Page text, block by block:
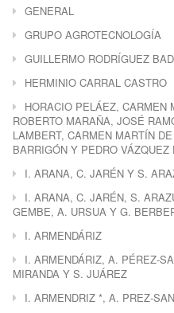
GENERAL
GRUPO AGROTECNOLOGÍA
GUILLERMO RODRÍGUEZ
HERMINIO CARRAL CASTRO
HORACIO PELÁEZ, CARMEN
ROBERTO MARAÑA, JOSÉ
LAMBERT, CARMEN MARTÍN
BARRIGÓN Y PEDRO VÁZQUEZ
I. ARANA, C. JARÉN Y S.
I. ARANA, C. JARÉN, S.
GEMBE, A. URSUA Y G.
I. ARMENDÁRIZ
I. ARMENDÁRIZ, A. PÉREZ-
MIRANDA Y S. JUÁREZ
I. ARMENDRIZ *, A. PREZ-